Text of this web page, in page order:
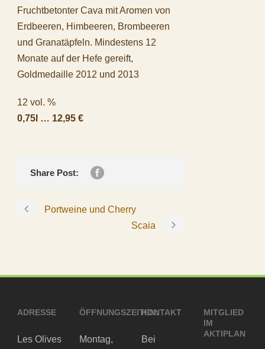
Fruchtbetonter Cava mit Aromen von
Erdbeeren, Himbeeren, Brombeeren
und Granatäpfeln. Mindestens 12
Monate auf der Hefe gereift,
Goldmedaille 2012 und 2013
12 vol. %
0,75l … 12,95 €
Share Post:
Portweine und Cherry
Scaia
ADRESSE
Les Olives
ÖFFNUNGSZEITEN:
Montag,
KONTAKT
Bei
MITGLIED
IM
AKTIPLAN